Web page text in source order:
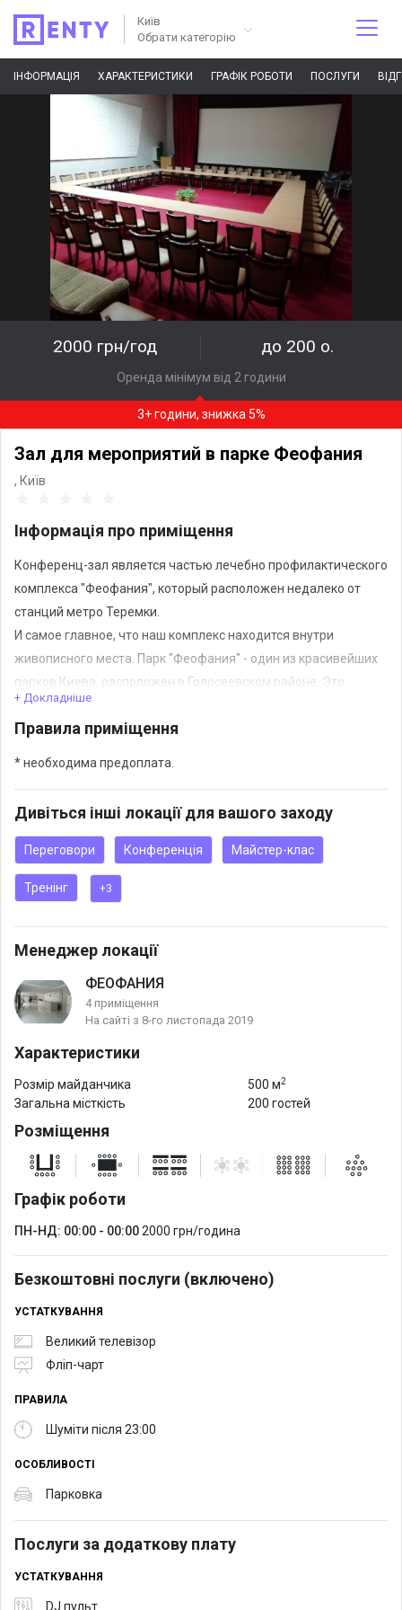
Київ
Обрати категорію
ІНФОРМАЦІЯ ХАРАКТЕРИСТИКИ ГРАФІК РОБОТИ ПОСЛУГИ
2000 грн/год до 200 о.
Оренда мінімум від 2 години
3+ години, знижка 5%
Зал для мероприятий в парке Феофания
, Київ
Інформація про приміщення
Конференц-зал является частью лечебно профилактического
комплекса "Феофания", который расположен недалеко от
станций метро Теремки.
И самое главное, что наш комплекс находится внутри
живописного места. Парк "Феофания" - один из красивейших
парков Киева, расположен в Голосеевском районе. Это
сочетания тишины и спокойствия, дикого леса и
облагороженной природы.
+ Докладніше
Правила приміщення
* необходима предоплата.
Дивіться інші локації для вашого заходу
Переговори Конференція Майстер-клас
Тренінг +3
Менеджер локації
ФЕОФАНИЯ
4 приміщення
На сайті з 8-го листопада 2019
Характеристики
Розмір майданчика 500 м2
Загальна місткість 200 гостей
Розміщення
Графік роботи
ПН-НД: 00:00 - 00:002000 грн/година
Безкоштовні послуги (включено)
УСТАТКУВАННЯ
Великий телевізор
Фліп-чарт
ПРАВИЛА
Шуміти після 23:00
ОСОБЛИВОСТІ
Парковка
Послуги за додаткову плату
УСТАТКУВАННЯ
DJ пульт